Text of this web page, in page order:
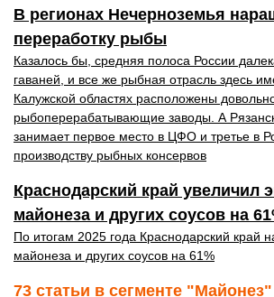
В регионах Нечерноземья
переработку рыбы
Казалось бы, средняя полоса России
гаваней, и все же рыбная отрасль здесь
Калужской областях расположены
рыбоперерабатывающие заводы. А
занимает первое место в ЦФО и третье в
производству рыбных консервов
Краснодарский край увеличил
майонеза и других соусов на
По итогам 2025 года Краснодарский край
майонеза и других соусов на 61%
73 статьи в сегменте